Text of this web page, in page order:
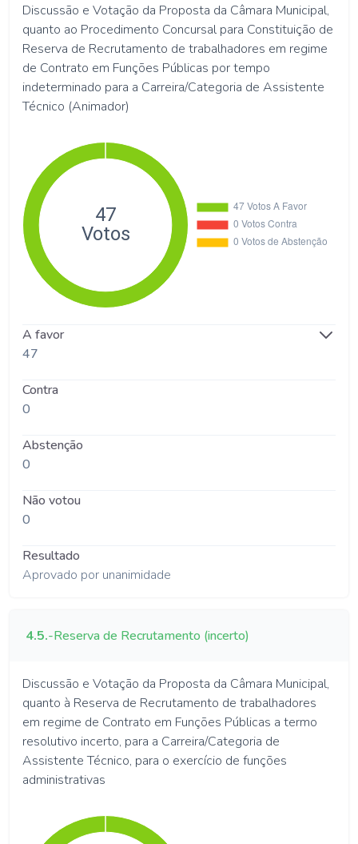
Discussão e Votação da Proposta da Câmara Municipal,
quanto ao Procedimento Concursal para Constituição de
Reserva de Recrutamento de trabalhadores em regime
de Contrato em Funções Públicas por tempo
indeterminado para a Carreira/Categoria de Assistente
Técnico (Animador)
A favor
47
Contra
0
Abstenção
0
Não votou
0
Resultado
Aprovado por unanimidade
4.5.-Reserva de Recrutamento (incerto)
Discussão e Votação da Proposta da Câmara Municipal,
quanto à Reserva de Recrutamento de trabalhadores
em regime de Contrato em Funções Públicas a termo
resolutivo incerto, para a Carreira/Categoria de
Assistente Técnico, para o exercício de funções
administrativas